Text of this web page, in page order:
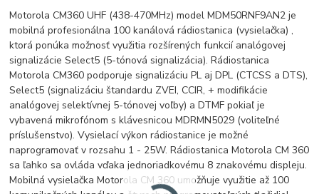
Motorola CM360 UHF (438-470MHz) model MDM50RNF9AN2 je
mobilná profesionálna 100 kanálová rádiostanica (vysielačka) ,
ktorá ponúka možnosť využitia rozšírených funkcií analógovej
signalizácie Select5 (5-tónová signalizácia). Rádiostanica
Motorola CM360 podporuje signalizáciu PL aj DPL (CTCSS a DTS),
Select5 (signalizáciu štandardu ZVEI, CCIR, + modifikácie
analógovej selektívnej 5-tónovej voľby) a DTMF pokiaľ je
vybavená mikrofónom s klávesnicou MDRMN5029 (voliteľné
príslušenstvo). Vysielací výkon rádiostanice je možné
naprogramovať v rozsahu 1 - 25W. Rádiostanica Motorola CM 360
sa ľahko sa ovláda vďaka jednoriadkovému 8 znakovému displeju.
Mobilná vysielačka Motorola CM 360 umožňuje využitie až 100